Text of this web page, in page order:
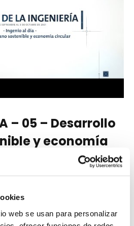
web se usan para personalizar
– 05 – Desarrollo
y economía